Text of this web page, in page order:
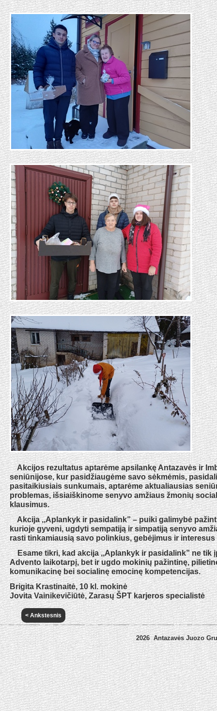
Akcijos rezultatus aptarėme apsilankę Antazavės ir
seniūnijose, kur pasidžiaugėme savo sėkmėmis,
pasitaikiusiais sunkumais, aptarėme aktualiausias
problemas, išsiaiškinome senyvo amžiaus žmonių
klausimus.
Akcija ,,Aplankyk ir pasidalink” – puiki galimybė
kurioje gyveni, ugdyti sempatiją ir simpatiją senyvo
rasti tinkamiausią savo polinkius, gebėjimus ir
Esame tikri, kad akcija ,,Aplankyk ir pasidalink” ne tik
Advento laikotarpį, bet ir ugdo mokinių pažintinę,
komunikacinę bei socialinę emocinę kompetencijas.
Brigita Krastinaitė, 10 kl. mokinė
Jovita Vainikevičiūtė, Zarasų ŠPT karjeros specialistė
< Ankstesnis
2026 Antazavės Juozo